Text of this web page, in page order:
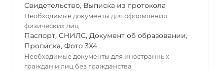
Свидетельство, Выписка из протокола
Необходимые документы для оформления
физических лиц
Паспорт, СНИЛС, Документ об образовании,
Прописка, Фото 3Х4
Необходимые документы для иностранных
граждан и лиц без гражданства